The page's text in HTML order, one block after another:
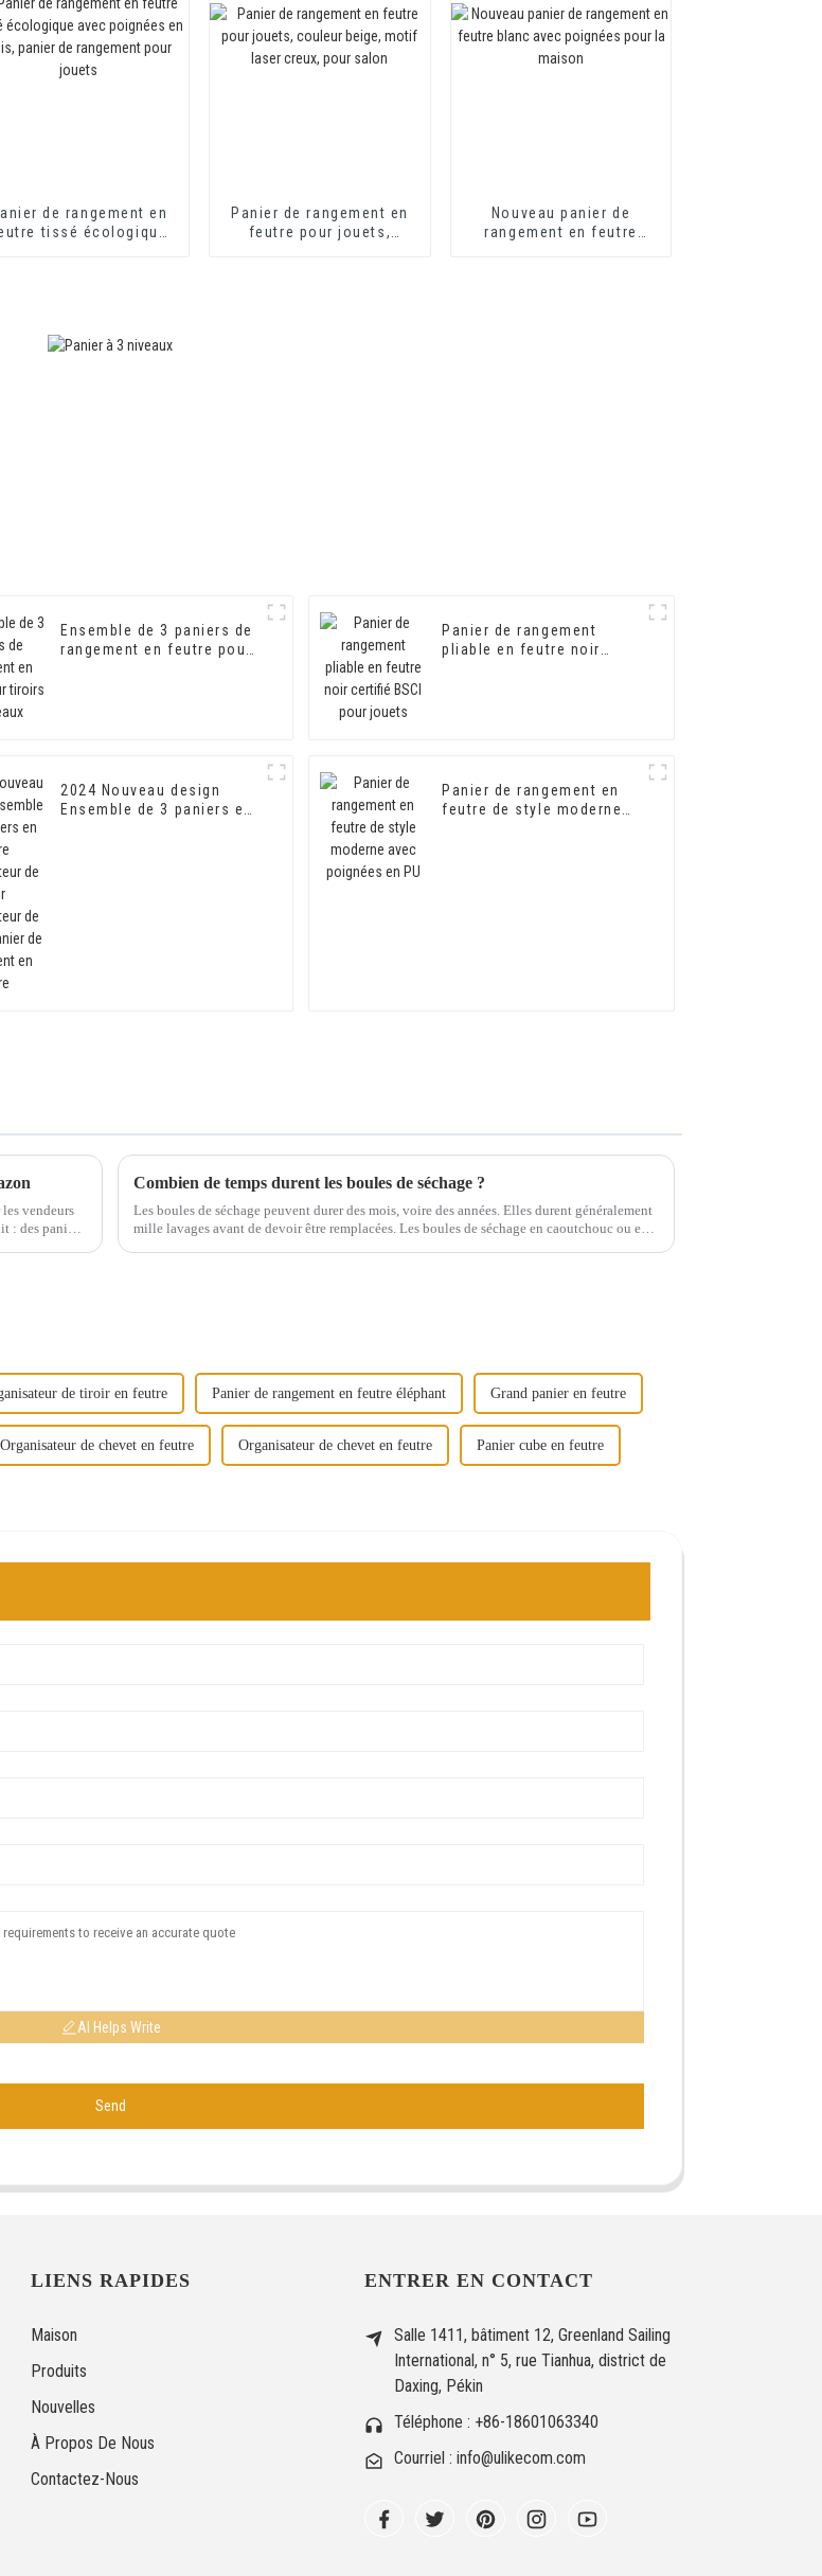
de rangement en
tissé écologique
Panier de rangement en
feutre pour jouets,
Nouveau panier de
rangement en feutre
Ensemble de 3 paniers de
rangement en feutre pour
Panier de rangement
pliable en feutre noir
2024 Nouveau design
Ensemble de 3 paniers en
Panier de rangement en
feutre de style moderne
vendeurs
: des paniers
Combien de temps durent les boules de séchage ?
Les boules de séchage peuvent durer des mois, voire des années. Elles durent généralement
mille lavages avant de devoir être remplacées. Les boules de séchage en caoutchouc ou en
de tiroir en feutre Panier de rangement en feutre éléphant Grand panier en feutre
Organisateur de chevet en feutre Organisateur de chevet en feutre Panier cube en feutre
AI Helps Write
Send
LIENS RAPIDES
Maison
Produits
Nouvelles
À Propos De Nous
Contactez-Nous
ENTRER EN CONTACT
Salle 1411, bâtiment 12, Greenland Sailing
International, n° 5, rue Tianhua, district de
Daxing, Pékin
Téléphone : +86-18601063340
Courriel : info@ulikecom.com